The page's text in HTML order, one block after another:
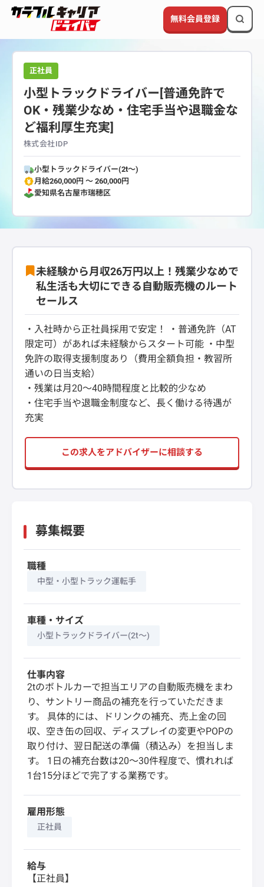
無料会員登録
正社員
小型トラックドライバー[普通免許で
OK・残業少なめ・住宅手当や退職金な
ど福利厚生充実]
株式会社IDP
小型トラックドライバー(2t～)
月給260,000円 〜 260,000円
愛知県名古屋市瑞穂区
未経験から月収26万円以上！残業少なめで
私生活も大切にできる自動販売機のルート
セールス
・入社時から正社員採用で安定！ ・普通免許（AT
限定可）があれば未経験からスタート可能 ・中型
免許の取得支援制度あり（費用全額負担・教習所
通いの日当支給）
・残業は月20～40時間程度と比較的少なめ
・住宅手当や退職金制度など、長く働ける待遇が
充実
この求人をアドバイザーに相談する
募集概要
職種
中型・小型トラック運転手
車種・サイズ
小型トラックドライバー(2t～)
仕事内容
2tのボトルカーで担当エリアの自動販売機をまわ
り、サントリー商品の補充を行っていただきま
す。 具体的には、ドリンクの補充、売上金の回
収、空き缶の回収、ディスプレイの変更やPOPの
取り付け、翌日配送の準備（積込み）を担当しま
す。 1日の補充台数は20～30件程度で、慣れれば
1台15分ほどで完了する業務です。
雇用形態
正社員
給与
【正社員】